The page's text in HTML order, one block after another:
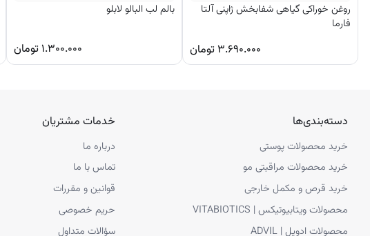
روغن خوراکی گیاهی شفابخش ژاپنی آلتا
فارما
۳.۶۹۰.۰۰۰ تومان
بالم لب البالو لابلو
۱.۳۰۰.۰۰۰ تومان
دسته‌بندی‌ها
خرید محصولات پوستی
خرید محصولات مراقبتی مو
خرید قرص و مکمل خارجی
محصولات ویتابیوتیکس | VITABIOTICS
محصولات ادویل | ADVIL
خدمات مشتریان
درباره ما
تماس با ما
قوانین و مقررات
حریم خصوصی
سؤالات متداول